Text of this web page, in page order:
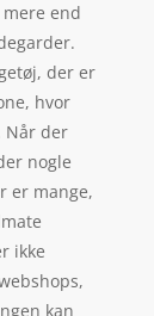
end
der er
hvor
Når der
nogle
er mange,
ikke
kan